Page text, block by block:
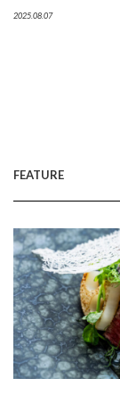
2025.08.07
FEATURE